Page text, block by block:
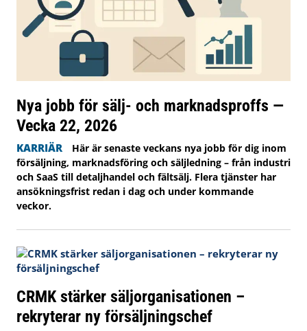
Nya jobb för sälj- och marknadsproffs —
Vecka 22, 2026
KARRIÄR
Här är senaste veckans nya jobb för dig inom
försäljning, marknadsföring och säljledning – från industri
och SaaS till detaljhandel och fältsälj. Flera tjänster har
ansökningsfrist redan i dag och under kommande
veckor.
CRMK stärker säljorganisationen –
rekryterar ny försäljningschef